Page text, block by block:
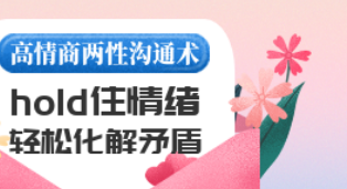
微信用户 巧?媚儿 通过此页面咨询，已获得专属情感方
案
上海-浦东 177****9074
56分钟前
微信用户 Liberty 通过此页面咨询，已获得专属情感方案
广东-广州 188****5632
12分钟前
微信用户 司马锘 通过此页面咨询，已获得专属情感方案